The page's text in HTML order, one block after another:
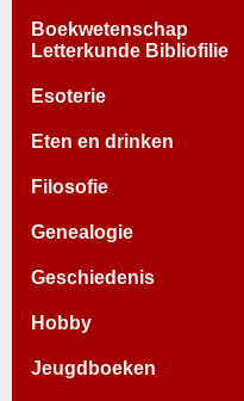
Boekwetenschap
Letterkunde Bibliofilie
Esoterie
Eten en drinken
Filosofie
Genealogie
Geschiedenis
Hobby
Jeugdboeken